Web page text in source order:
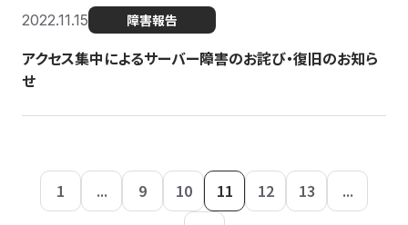
2022.11.15 障害報告
アクセス集中によるサーバー障害のお詫び・復旧のお知ら
せ
1 ... 9 10 11 12 13
...